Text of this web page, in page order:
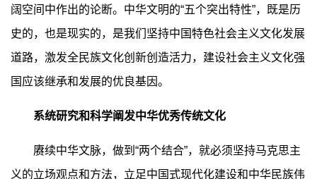
阔空间中作出的论断。中华文明的“五个突出特性”，既是历
史的，也是现实的，是我们坚持中国特色社会主义文化发展
道路，激发全民族文化创新创造活力，建设社会主义文化强
国应该继承和发展的优良基因。
系统研究和科学阐发中华优秀传统文化
赓续中华文脉，做到“两个结合”，就必须坚持马克思主
义的立场观点和方法，立足中国式现代化建设和中华民族伟